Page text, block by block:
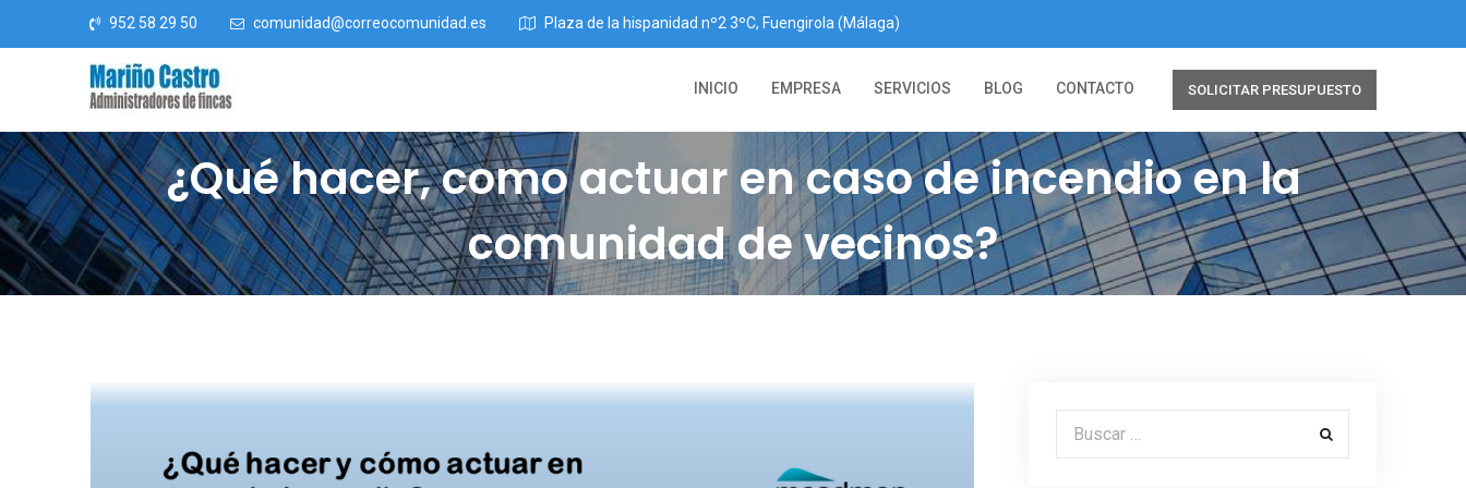
Saltar al contenido952 58 29 50 comunidad@correocomunidad.es Plaza de la hispanidad nº2 3ºC, Fuengirola (Málaga)
SOLICITAR PRESUPUESTO
INICIO EMPRESA SERVICIOS BLOG CONTACTO
¿Qué hacer, como actuar en caso de incendio en la
comunidad de vecinos?
Buscar por: